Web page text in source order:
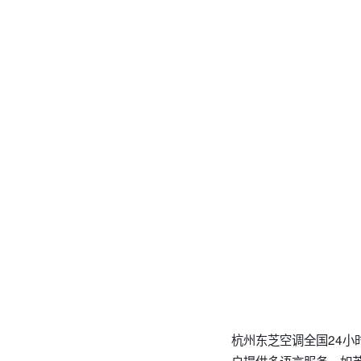
杭州东芝空调全国24小